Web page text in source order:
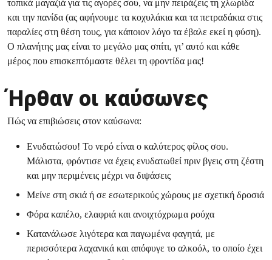
τοπικά μαγαζιά για τις αγορές σου, να μην πειράζεις τη χλωρίδα
και την πανίδα (ας αφήνουμε τα κοχυλάκια και τα πετραδάκια στις
παραλίες στη θέση τους, για κάποιον λόγο τα έβαλε εκεί η φύση).
Ο πλανήτης μας είναι το μεγάλο μας σπίτι, γι’ αυτό και κάθε
μέρος που επισκεπτόμαστε θέλει τη φροντίδα μας!
Ήρθαν οι καύσωνες
Πώς να επιβιώσεις στον καύσωνα:
Ενυδατώσου! Το νερό είναι ο καλύτερος φίλος σου.
Μάλιστα, φρόντισε να έχεις ενυδατωθεί πριν βγεις στη ζέστη
και μην περιμένεις μέχρι να διψάσεις
Μείνε στη σκιά ή σε εσωτερικούς χώρους με σχετική δροσιά
Φόρα καπέλο, ελαφριά και ανοιχτόχρωμα ρούχα
Κατανάλωσε λιγότερα και παγωμένα φαγητά, με
περισσότερα λαχανικά και απόφυγε το αλκοόλ, το οποίο έχει